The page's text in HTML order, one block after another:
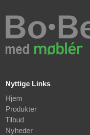
Nyttige Links
Hjem
Produkter
Tilbud
Nyheder